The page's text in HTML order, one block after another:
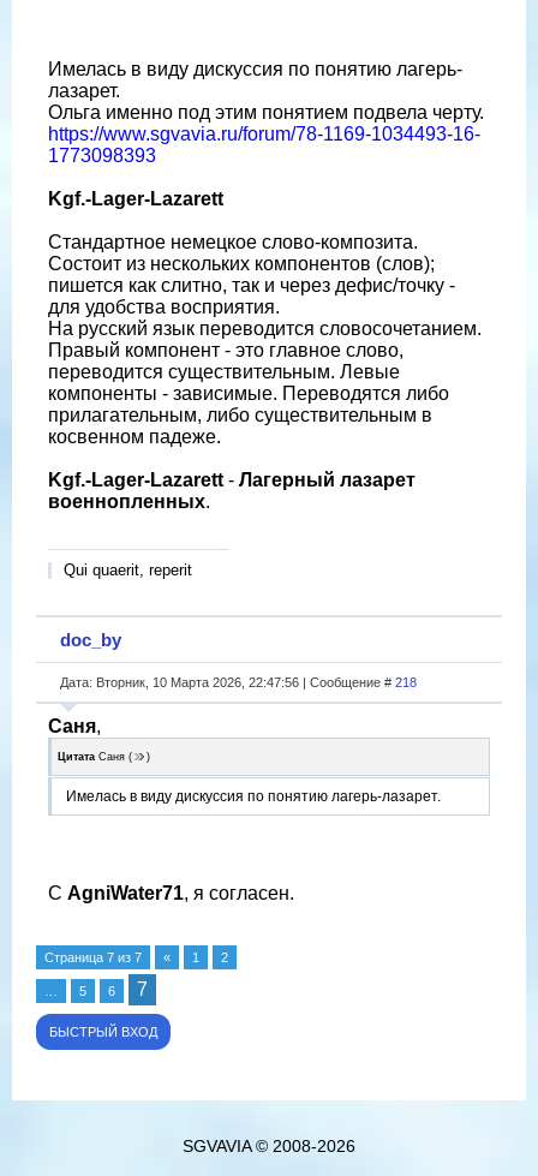
Имелась в виду дискуссия по понятию лагерь-
лазарет.
Ольга именно под этим понятием подвела черту.
https://www.sgvavia.ru/forum/78-1169-1034493-16-
1773098393
Kgf.-Lager-Lazarett
Стандартное немецкое слово-композита.
Состоит из нескольких компонентов (слов);
пишется как слитно, так и через дефис/точку -
для удобства восприятия.
На русский язык переводится словосочетанием.
Правый компонент - это главное слово,
переводится существительным. Левые
компоненты - зависимые. Переводятся либо
прилагательным, либо существительным в
косвенном падеже.
Kgf.-Lager-Lazarett - Лагерный лазарет
военнопленных.
Qui quaerit, reperit
doc_by
Дата: Вторник, 10 Марта 2026, 22:47:56 | Сообщение # 218
Саня,
Цитата Саня ( )
Имелась в виду дискуссия по понятию лагерь-лазарет.
С AgniWater71, я согласен.
Страница 7 из 7 « 1 2
5 6 7
SGVAVIA © 2008-2026